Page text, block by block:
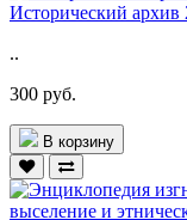
Исторический
..
300 руб.
В корзину